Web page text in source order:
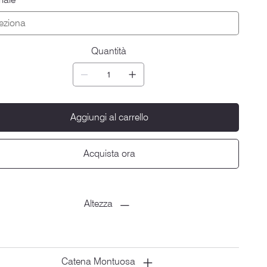
Quantità
Aggiungi al carrello
Acquista ora
Altezza
Catena Montuosa